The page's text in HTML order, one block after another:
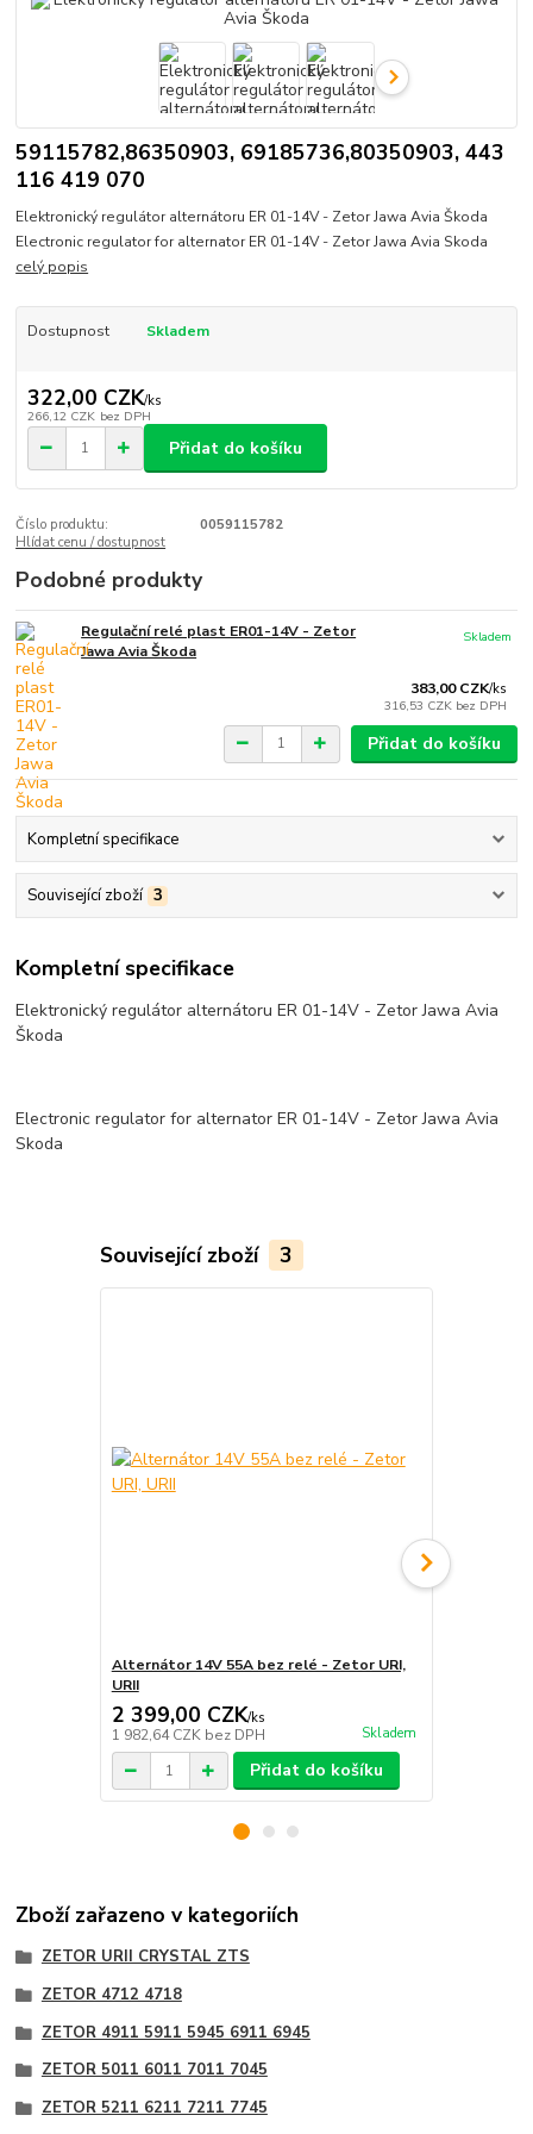
59115782,86350903, 69185736,80350903, 443
116 419 070
Elektronický regulátor alternátoru ER 01-14V - Zetor Jawa Avia Škoda
Electronic regulator for alternator ER 01-14V - Zetor Jawa Avia Skoda
celý popis
Dostupnost Skladem
322,00 CZK/ks
266,12 CZK bez DPH
Přidat do košíku
Číslo produktu:
0059115782
Hlídat cenu / dostupnost
Podobné produkty
Regulační relé plast ER01-14V - Zetor
Jawa Avia Škoda
383,00 CZK/ks
316,53 CZK bez DPH
Skladem
Přidat do košíku
Kompletní specifikace
Související zboží 3
Kompletní specifikace
Elektronický regulátor alternátoru ER 01-14V - Zetor Jawa Avia
Škoda
Electronic regulator for alternator ER 01-14V - Zetor Jawa Avia
Skoda
Související zboží 3
Alternátor 14V 55A bez relé - Zetor URI,
URII
2 399,00 CZK/ks
1 982,64 CZK bez DPH Skladem
Přidat do košíku
Zboží zařazeno v kategoriích
ZETOR URII CRYSTAL ZTS
ZETOR 4712 4718
ZETOR 4911 5911 5945 6911 6945
ZETOR 5011 6011 7011 7045
ZETOR 5211 6211 7211 7745